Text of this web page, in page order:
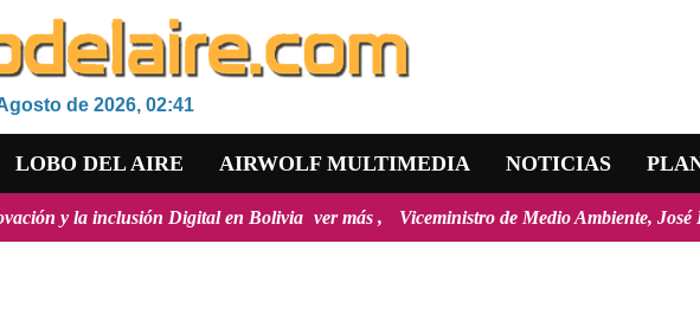
de 2026, 02:41
LOBO DEL AIRE AIRWOLF MULTIMEDIA NOTICIAS
Digital en Bolivia ver más Viceministro de Medio Ambiente, José Ernesto Ávila: "la